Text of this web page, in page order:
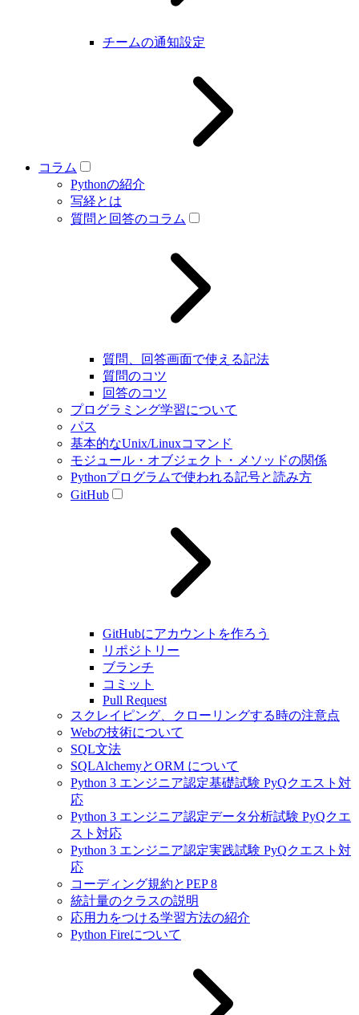
チームの通知設定
コラム
Pythonの紹介
写経とは
質問と回答のコラム
質問、回答画面で使える記法
質問のコツ
回答のコツ
プログラミング学習について
パス
基本的なUnix/Linuxコマンド
モジュール・オブジェクト・メソッドの関係
Pythonプログラムで使われる記号と読み方
GitHub
GitHubにアカウントを作ろう
リポジトリー
ブランチ
コミット
Pull Request
スクレイピング、クローリングする時の注意点
Webの技術について
SQL文法
SQLAlchemyとORM について
Python 3 エンジニア認定基礎試験 PyQクエスト対
応
Python 3 エンジニア認定データ分析試験 PyQクエ
スト対応
Python 3 エンジニア認定実践試験 PyQクエスト対
応
コーディング規約とPEP 8
統計量のクラスの説明
応用力をつける学習方法の紹介
Python Fireについて